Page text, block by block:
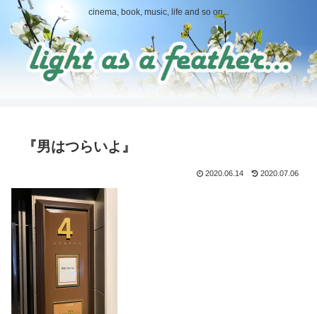
cinema, book, music, life and so on...
『男はつらいよ』
2020.06.14 2020.07.06